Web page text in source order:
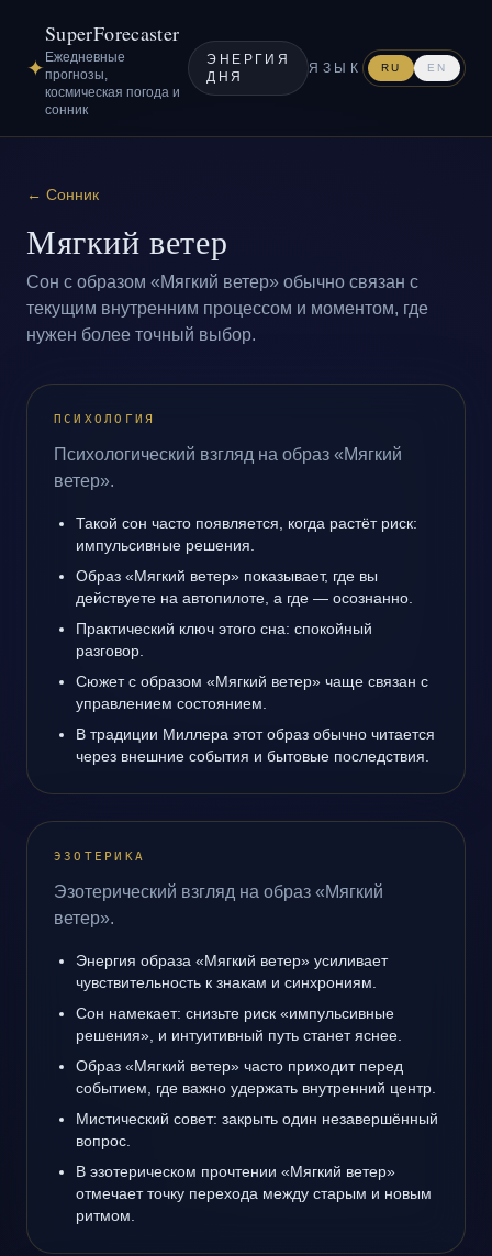
✦
SuperForecaster
Ежедневные
прогнозы,
космическая погода и
сонник
ЭНЕРГИЯ
ДНЯ
ЯЗЫК RU EN
← Сонник
Мягкий ветер
Сон с образом «Мягкий ветер» обычно связан с
текущим внутренним процессом и моментом, где
нужен более точный выбор.
ПСИХОЛОГИЯ
Психологический взгляд на образ «Мягкий
ветер».
Такой сон часто появляется, когда растёт риск:
импульсивные решения.
Образ «Мягкий ветер» показывает, где вы
действуете на автопилоте, а где — осознанно.
Практический ключ этого сна: спокойный
разговор.
Сюжет с образом «Мягкий ветер» чаще связан с
управлением состоянием.
В традиции Миллера этот образ обычно читается
через внешние события и бытовые последствия.
ЭЗОТЕРИКА
Эзотерический взгляд на образ «Мягкий
ветер».
Энергия образа «Мягкий ветер» усиливает
чувствительность к знакам и синхрониям.
Сон намекает: снизьте риск «импульсивные
решения», и интуитивный путь станет яснее.
Образ «Мягкий ветер» часто приходит перед
событием, где важно удержать внутренний центр.
Мистический совет: закрыть один незавершённый
вопрос.
В эзотерическом прочтении «Мягкий ветер»
отмечает точку перехода между старым и новым
ритмом.